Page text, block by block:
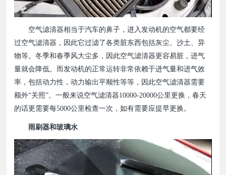
空气滤清器相当于汽车的鼻子，进入发动机的空气都要经
过空气滤清器，因此它过滤了各类脏东西包括灰尘、沙土、异
物等。冬季和春季风大尘多，因此空气滤清器更容易脏，进气
量就会降低。而发动机的正常运转非常依赖于进气量和进气效
率，包括动力性，动力输出平顺性等等，因此空气滤清器需要
额外“关照”。一般来说空气滤清器10000-20000公里更换，春天
的话更需要每5000公里检查一次，如有需要应提早更换。
雨刷器和玻璃水